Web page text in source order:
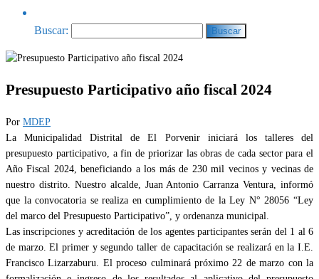
Buscar:
Presupuesto Participativo año fiscal 2024
Por MDEP
La Municipalidad Distrital de El Porvenir iniciará los talleres del
presupuesto participativo, a fin de priorizar las obras de cada sector para el
Año Fiscal 2024, beneficiando a los más de 230 mil vecinos y vecinas de
nuestro distrito. Nuestro alcalde, Juan Antonio Carranza Ventura, informó
que la convocatoria se realiza en cumplimiento de la Ley N° 28056 “Ley
del marco del Presupuesto Participativo”, y ordenanza municipal.
Las inscripciones y acreditación de los agentes participantes serán del 1 al 6
de marzo. El primer y segundo taller de capacitación se realizará en la I.E.
Francisco Lizarzaburu. El proceso culminará próximo 22 de marzo con la